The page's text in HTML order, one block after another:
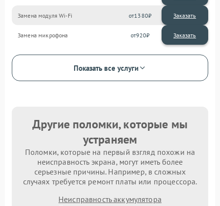
Замена модуля Wi-Fi 1380
Замена микрофона 920
Показать все услуги
Другие поломки, которые мы
устраняем
Поломки, которые на первый взгляд похожи на
неисправность экрана, могут иметь более
серьезные причины. Например, в сложных
случаях требуется ремонт платы или процессора.
Неисправность аккумулятора